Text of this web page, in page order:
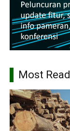
Most Read